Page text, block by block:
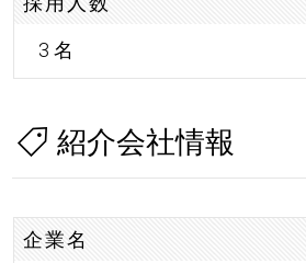
3 名
紹介会社情報
企業名